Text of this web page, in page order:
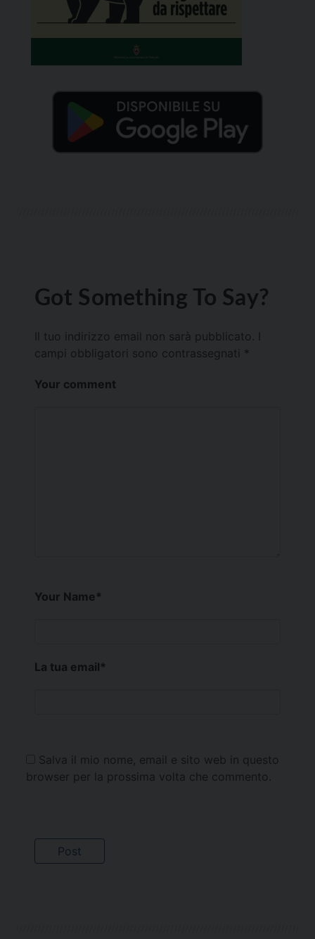
Got Something To Say?
Il tuo indirizzo email non sarà pubblicato.
campi obbligatori sono contrassegnati *
Your comment
Your Name*
La tua email*
Salva il mio nome, email e sito web in questo
browser per la prossima volta che commento.